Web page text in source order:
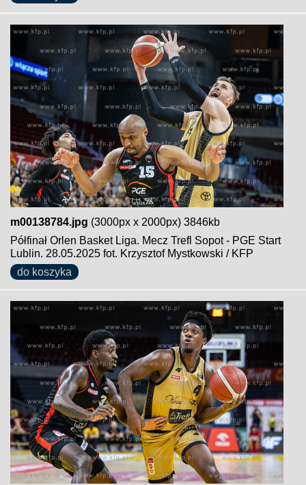
m00138784.jpg (3000px x 2000px) 3846kb
Półfinał Orlen Basket Liga. Mecz Trefl Sopot - PGE Start
Lublin. 28.05.2025 fot. Krzysztof Mystkowski / KFP
do koszyka